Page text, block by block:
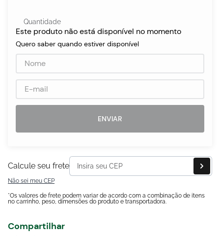
Quantidade
Este produto não está disponível no momento
Quero saber quando estiver disponível
ENVIAR
Calcule seu frete
Não sei meu CEP
*Os valores de frete podem variar de acordo com a combinação de itens
no carrinho, peso, dimensões do produto e transportadora.
Compartilhar